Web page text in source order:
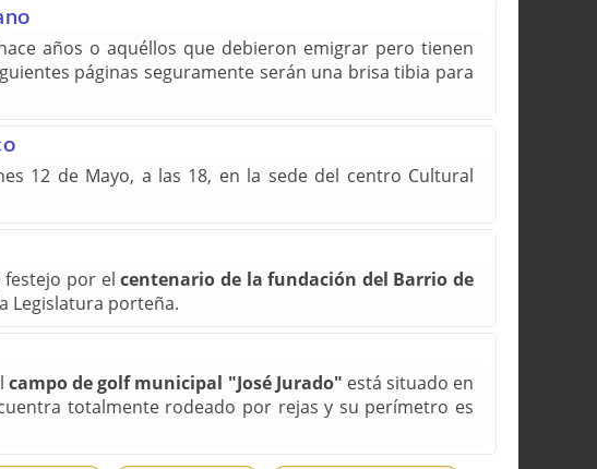
años o aquéllos que debieron emigrar pero tienen
páginas seguramente serán una brisa tibia para
12 de Mayo, a las 18, en la sede del centro Cultural
festejo por elcentenario de la fundación del Barrio de
Legislatura porteña.
campo de golf municipal "José Jurado" está situado en
totalmente rodeado por rejas y su perímetro es